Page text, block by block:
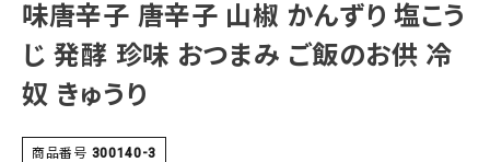
味唐辛子 唐辛子 山椒 かんずり 塩こう
じ 発酵 珍味 おつまみ ご飯のお供 冷
奴 きゅうり
商品番号 300140-3